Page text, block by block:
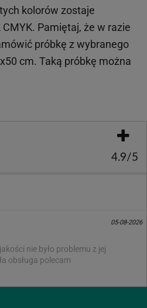
kolorów zostaje
Pamiętaj, że w razie
próbkę z wybranego
cm. Taką próbkę można
4.9/5
05-08-2026
nie było problemu z jej
obsługa polecam